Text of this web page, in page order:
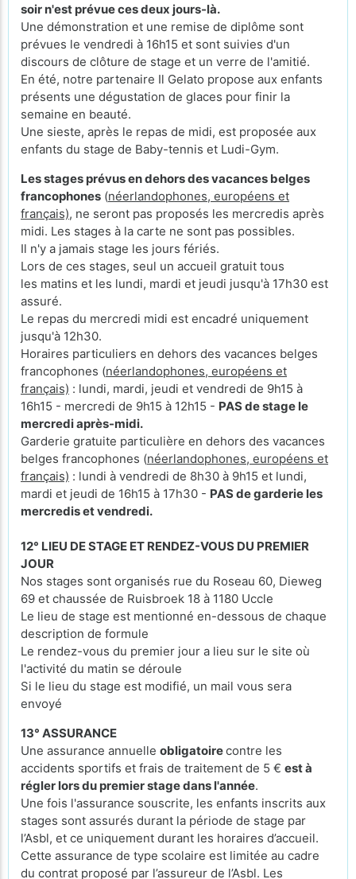
soir n'est prévue ces deux jours-là.
Une démonstration et une remise de diplôme sont
prévues le vendredi à 16h15 et sont suivies d'un
discours de clôture de stage et un verre de l'amitié.
En été, notre partenaire Il Gelato propose aux enfants
présents une dégustation de glaces pour finir la
semaine en beauté.
Une sieste, après le repas de midi, est proposée aux
enfants du stage de Baby-tennis et Ludi-Gym.
Les stages prévus en dehors des vacances belges
francophones (néerlandophones, européens et
français), ne seront pas proposés les mercredis après
midi. Les stages à la carte ne sont pas possibles.
Il n'y a jamais stage les jours fériés.
Lors de ces stages, seul un accueil gratuit tous
les matins et les lundi, mardi et jeudi jusqu'à 17h30 est
assuré.
Le repas du mercredi midi est encadré uniquement
jusqu'à 12h30.
Horaires particuliers en dehors des vacances belges
francophones (néerlandophones, européens et
français) : lundi, mardi, jeudi et vendredi de 9h15 à
16h15 - mercredi de 9h15 à 12h15 - PAS de stage le
mercredi après-midi.
Garderie gratuite particulière en dehors des vacances
belges francophones (néerlandophones, européens et
français) : lundi à vendredi de 8h30 à 9h15 et lundi,
mardi et jeudi de 16h15 à 17h30 - PAS de garderie les
mercredis et vendredi.
12° LIEU DE STAGE ET RENDEZ-VOUS DU PREMIER
JOUR
Nos stages sont organisés rue du Roseau 60, Dieweg
69 et chaussée de Ruisbroek 18 à 1180 Uccle
Le lieu de stage est mentionné en-dessous de chaque
description de formule
Le rendez-vous du premier jour a lieu sur le site où
l'activité du matin se déroule
Si le lieu du stage est modifié, un mail vous sera
envoyé
13° ASSURANCE
Une assurance annuelle obligatoirecontre les
accidents sportifs et frais de traitement de 5 € est à
régler lors du premier stage dans l'année.
Une fois l'assurance souscrite, les enfants inscrits aux
stages sont assurés durant la période de stage par
l’Asbl, et ce uniquement durant les horaires d’accueil.
Cette assurance de type scolaire est limitée au cadre
du contrat proposé par l’assureur de l’Asbl. Les